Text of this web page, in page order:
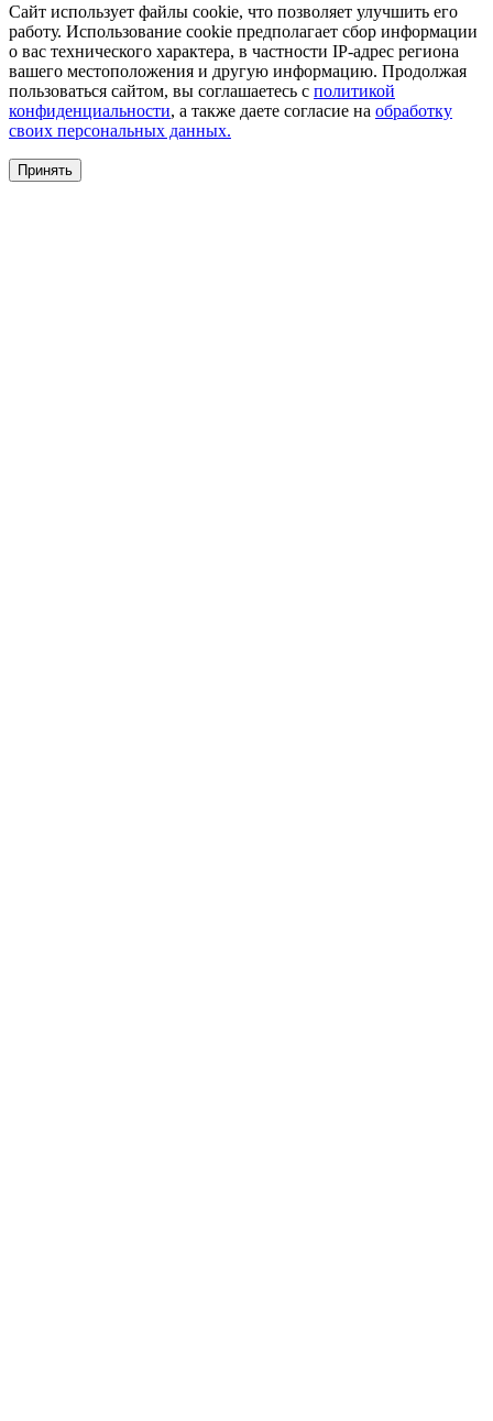
Сайт использует файлы cookie, что позволяет улучшить его
работу. Использование cookie предполагает сбор информации
о вас технического характера, в частности IP-адрес региона
вашего местоположения и другую информацию. Продолжая
пользоваться сайтом, вы соглашаетесь с политикой
конфиденциальности, а также даете согласие на обработку
своих персональных данных.
Принять